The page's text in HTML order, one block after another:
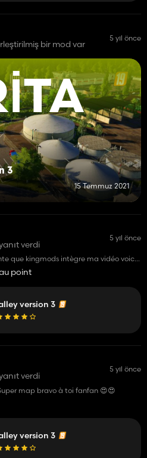
bir mod var
5 yıl önce
3
15 Temmuz 2021
verdi
5 yıl önce
que kingmods intègre ma vidéo voici
cipoint
version 3
verdi
5 yıl önce
map bravo à toi fanfan 😍😍
version 3